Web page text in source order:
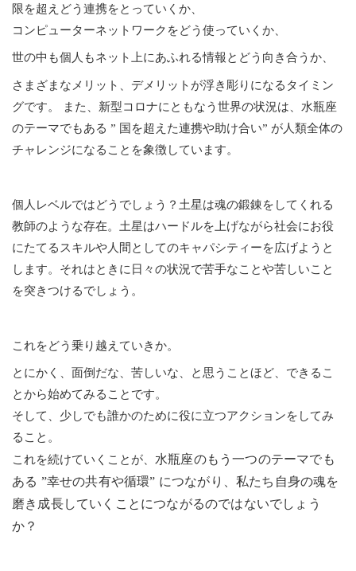
限を超えどう連携をとっていくか、
コンピューターネットワークをどう使っていくか、
世の中も個人もネット上にあふれる情報とどう向き合うか、
さまざまなメリット、デメリットが浮き彫りになるタイミン
グです。 また、新型コロナにともなう世界の状況は、水瓶座
のテーマでもある ” 国を超えた連携や助け合い” が人類全体の
チャレンジになることを象徴しています。
個人レベルではどうでしょう？土星は魂の鍛錬をしてくれる
教師のような存在。土星はハードルを上げながら社会にお役
にたてるスキルや人間としてのキャパシティーを広げようと
します。それはときに日々の状況で苦手なことや苦しいこと
を突きつけるでしょう。
これをどう乗り越えていきか。
とにかく、面倒だな、苦しいな、と思うことほど、できるこ
とから始めてみることです。
そして、少しでも誰かのために役に立つアクションをしてみ
ること。
これを続けていくことが、 水瓶座のもう一つのテーマでも
ある ”幸せの共有や循環” につながり、私たち自身の魂を
磨き成長していくことにつながるのではないでしょう
か？